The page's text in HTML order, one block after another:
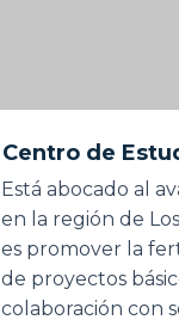
Centro de
Está abocado al
en la región de
es promover la
de proyectos
colaboración con